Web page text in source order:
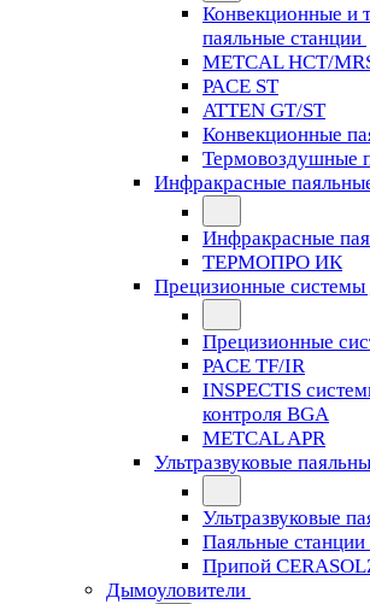
Конвекционные и
паяльные станции
METCAL HCT/
PACE ST
ATTEN GT/ST
Конвекционные
Термовоздушные
Инфракрасные
Инфракрасные
ТЕРМОПРО ИК
Прецизионные системы
Прецизионные
PACE TF/IR
INSPECTIS
контроля BGA
METCAL APR
Ультразвуковые
Ультразвуковые
Паяльные
Припой
Дымоуловители